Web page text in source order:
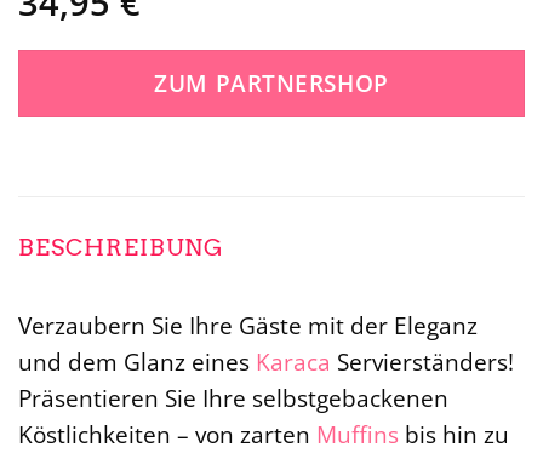
ZUM PARTNERSHOP
BESCHREIBUNG
Verzaubern Sie Ihre Gäste mit der Eleganz
und dem Glanz eines Karaca Servierständers!
Präsentieren Sie Ihre selbstgebackenen
Köstlichkeiten – von zarten Muffins bis hin zu